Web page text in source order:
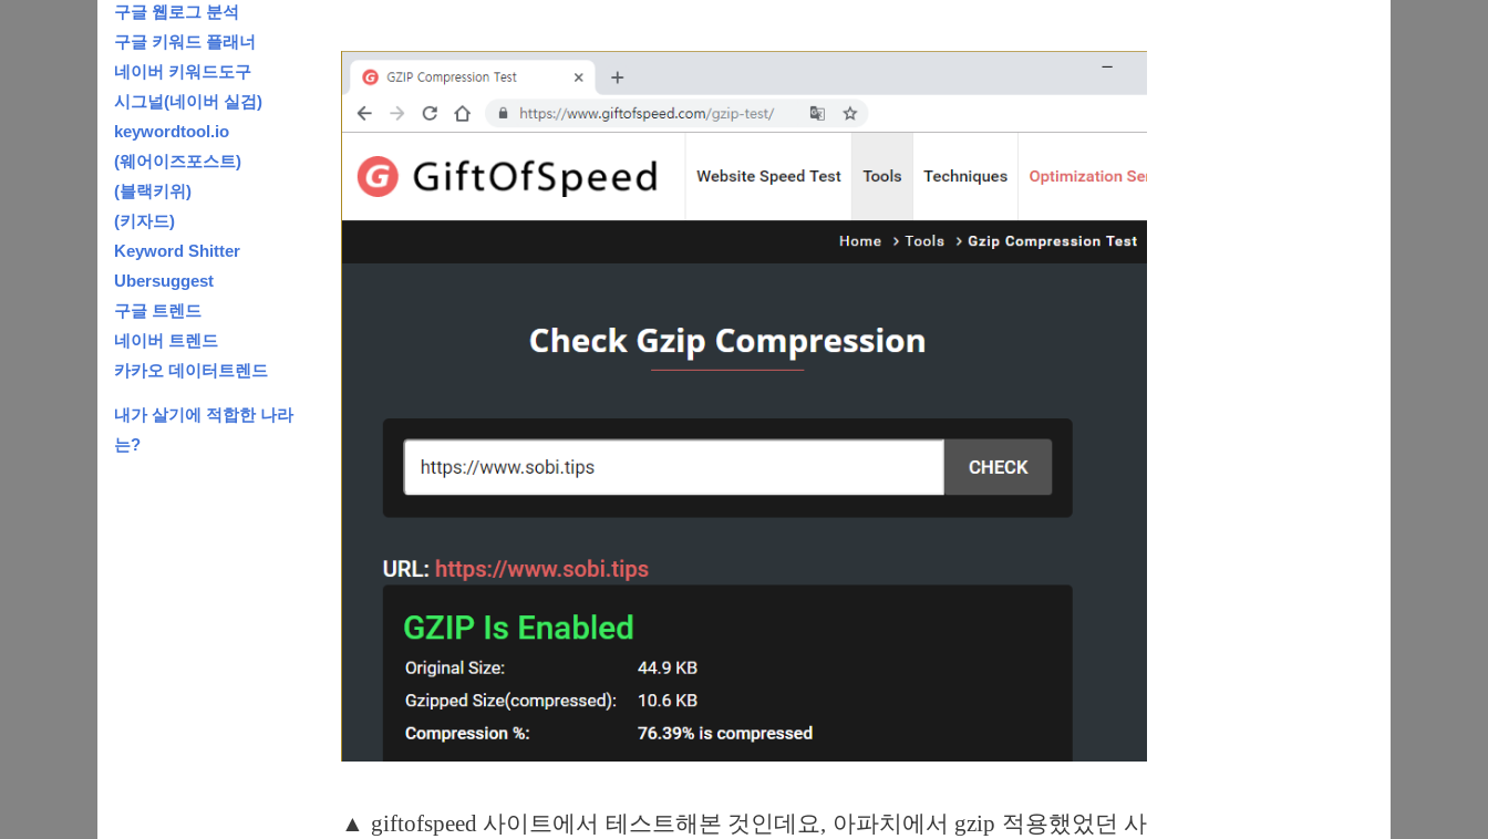
▲ giftofspeed 사이트에서 테스트해본 것인데요, 아파치에서 gzip 적용했었던 사
구글 웹로그 분석
구글 키워드 플래너
네이버 키워드도구
시그널(네이버 실검)
keywordtool.io
(웨어이즈포스트)
(블랙키위)
(키자드)
Keyword Shitter
Ubersuggest
구글 트렌드
네이버 트렌드
카카오 데이터트렌드
내가 살기에 적합한 나라
는?